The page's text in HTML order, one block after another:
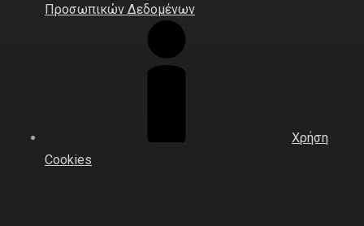
Προσωπικών Δεδομένων
Χρήση
Cookies